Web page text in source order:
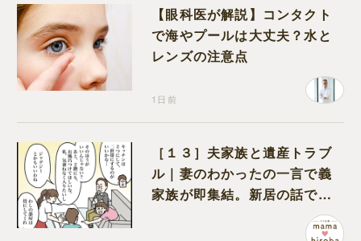
【眼科医が解説】コンタクト
で海やプールは大丈夫？水と
レンズの注意点
1日前
［１３］夫家族と遺産トラブ
ル｜妻のわかったの一言で義
家族が即集結。新居の話で盛
り上がる義家族を置いて実家